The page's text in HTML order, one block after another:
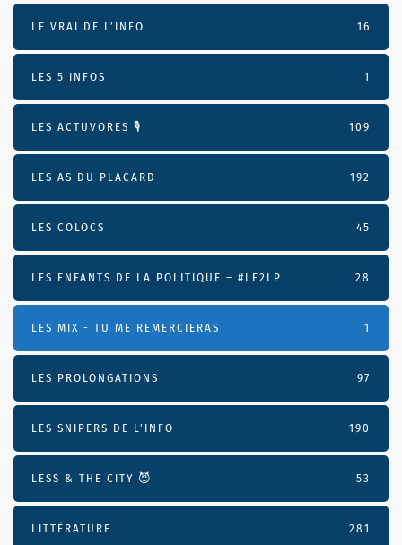
LE VRAI DE L’INFO 16
LES 5 INFOS 1
LES ACTUVORES 🎙 109
LES AS DU PLACARD 192
LES COLOCS 45
LES ENFANTS DE LA POLITIQUE – #LE2LP 28
LES MIX - TU ME REMERCIERAS 1
LES PROLONGATIONS 97
LES SNIPERS DE L’INFO 190
LESS & THE CITY 😈 53
LITTÉRATURE 281